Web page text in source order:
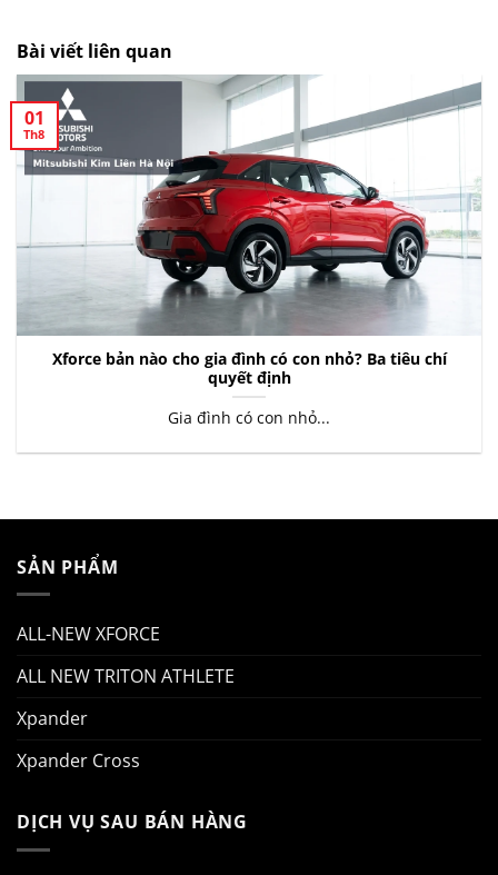
Bài viết liên quan
Xforce bản nào cho gia đình có con nhỏ? Ba tiêu chí
quyết định
Gia đình có con nhỏ...
01
Th8
SẢN PHẨM
ALL-NEW XFORCE
ALL NEW TRITON ATHLETE
Xpander
Xpander Cross
DỊCH VỤ SAU BÁN HÀNG